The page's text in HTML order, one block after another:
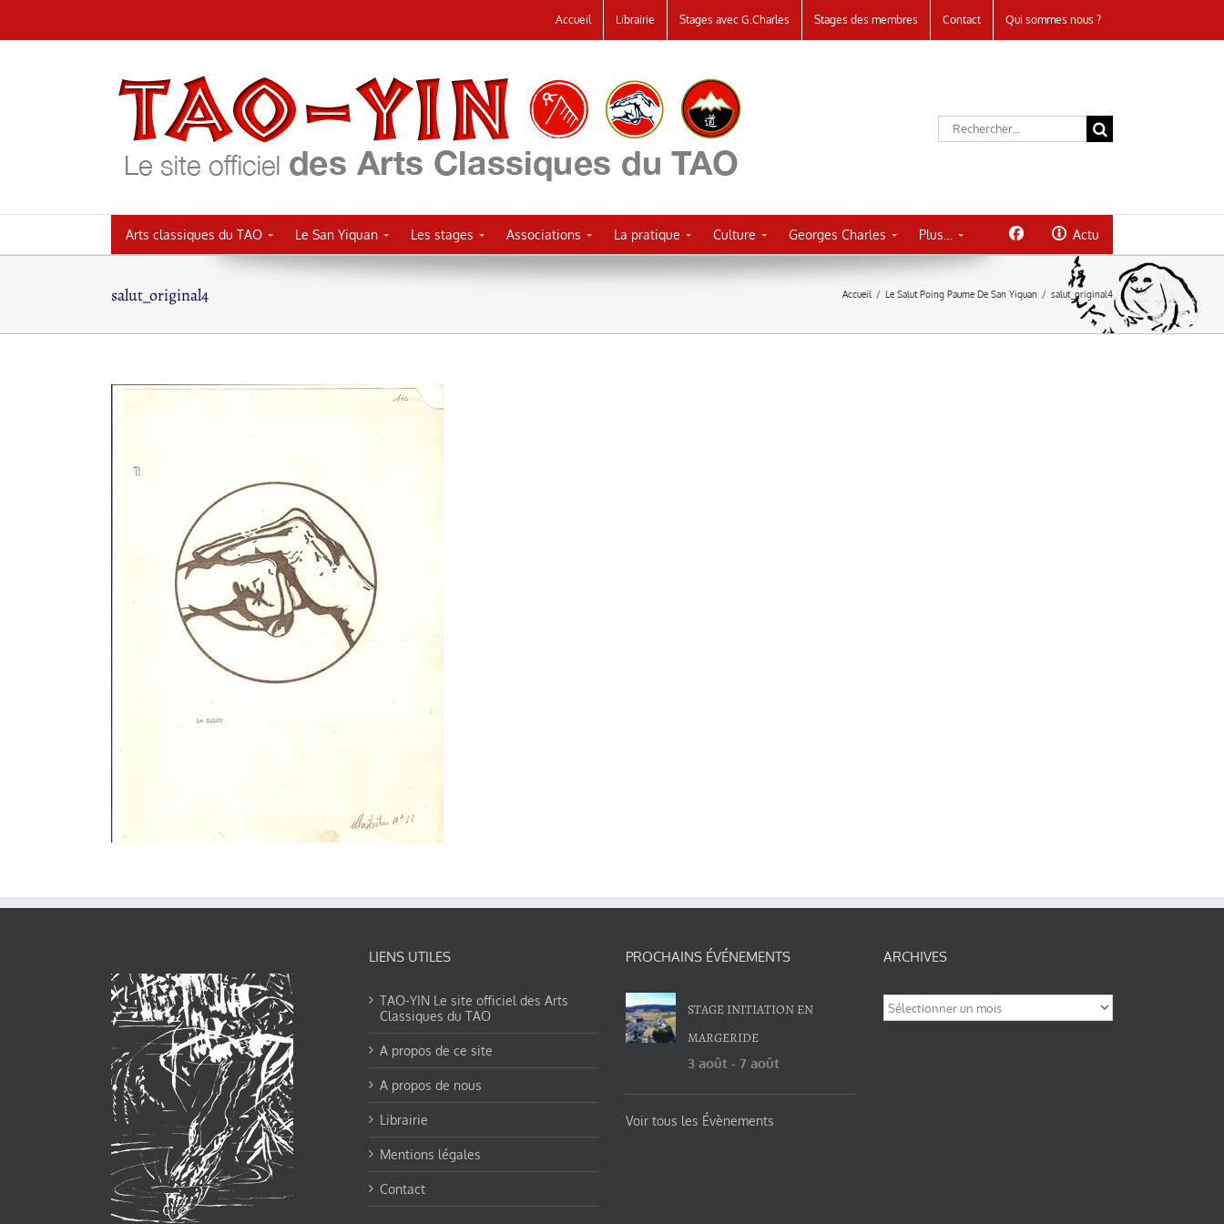
au
Accueil Librairie Stages avec G.Charles Stages des membres Contact Qui sommes nous ?
Rechercher:
Arts classiques du TAO Le San Yiquan Les stages Associations La pratique Culture Georges Charles Plus… Actu
salut_original4 Accueil / Le Salut Poing Paume De San Yiquan / salut_original4
LIENS UTILES
TAO-YIN Le site officiel des Arts
Classiques du TAO
A propos de ce site
A propos de nous
Librairie
Mentions légales
Contact
PROCHAINS ÉVÉNEMENTS
STAGE INITIATION EN
MARGERIDE
3 août -7 août
Voir tous les Évènements
ARCHIVES
Archives